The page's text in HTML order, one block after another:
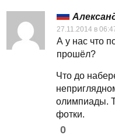
27.11.2014 в
А у нас что
прошёл?
Что до
олимпиады.
фотки.
0